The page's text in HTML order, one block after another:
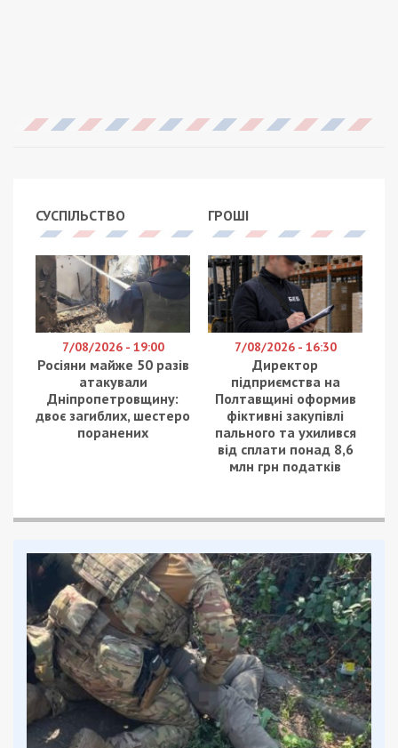
СУСПІЛЬСТВО
7/08/2026 - 19:00
Росіяни майже 50 разів
атакували
Дніпропетровщину:
двоє загиблих, шестеро
поранених
ГРОШІ
7/08/2026 - 16:30
Директор
підприємства на
Полтавщині оформив
фіктивні закупівлі
пального та ухилився
від сплати понад 8,6
млн грн податків